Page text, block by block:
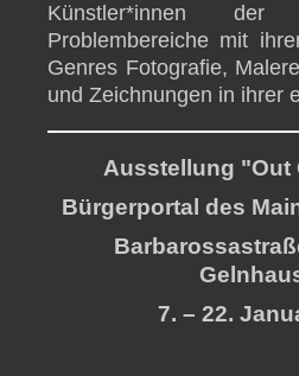
Künstler*innen
Problembereiche mit
Genres Fotografie,
und Zeichnungen in ihrer
Ausstellung "Out
Bürgerportal des
7. – 22.